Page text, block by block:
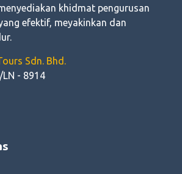
khidmat pengurusan
efektif, meyakinkan dan
Sdn. Bhd.
LN - 8914